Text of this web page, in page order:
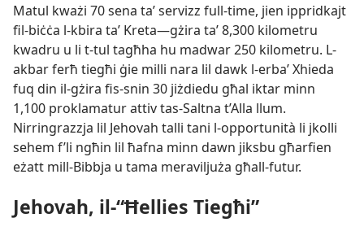
Matul kważi 70 sena taʼ servizz full-time, jien ippridkajt
fil-​biċċa l-​kbira taʼ Kreta​—gżira taʼ 8,300 kilometru
kwadru u li t-​tul tagħha hu madwar 250 kilometru. L-​
akbar ferħ tiegħi ġie milli nara lil dawk l-​erbaʼ Xhieda
fuq din il-​gżira fis-​snin 30 jiżdiedu għal iktar minn
1,100 proklamatur attiv tas-​Saltna t’Alla llum.
Nirringrazzja lil Jehovah talli tani l-​opportunità li jkolli
sehem f’li ngħin lil ħafna minn dawn jiksbu għarfien
eżatt mill-​Bibbja u tama meraviljuża għall-​futur.
Jehovah, il-​“Ħellies Tiegħi”